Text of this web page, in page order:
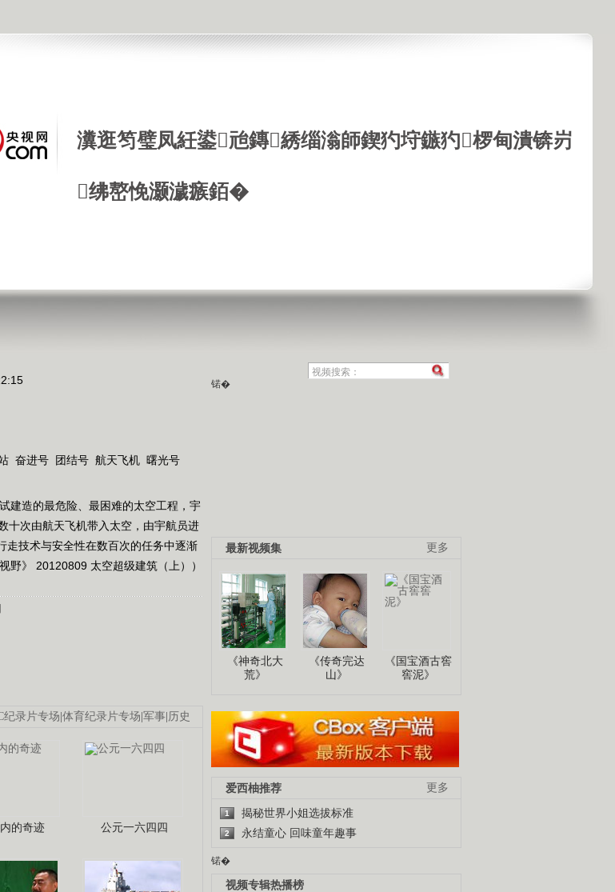
瀵逛笉璧凤紝鍙兘鏄綉缁滃師鍥犳垨鏃犳椤甸潰锛岃
绋嶅悗灏濊瘯銆�
奋进号 团结号 航天飞机 曙光号
造的最危险、最困难的太空工程，宇
十次由航天飞机带入太空，由宇航员进
走技术与安全性在数百次的任务中逐渐
野》 20120809 太空超级建筑（上））
纪录片专场 体育纪录片专场 军事 历史
的奇迹 公元一六四四
锘�
更多
最新视频集
《神奇北大
荒》
《传奇完达
山》
《国宝酒古窖
窖泥》
更多
爱西柚推荐
1 揭秘世界小姐选拔标准
2 永结童心 回味童年趣事
锘�
视频专辑热播榜